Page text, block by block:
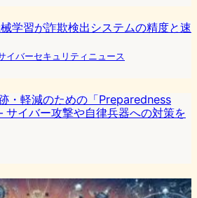
学習が詐欺検出システムの精度と速
イバーセキュリティニュース
・軽減のための「Preparedness
イバー攻撃や自律兵器への対策を